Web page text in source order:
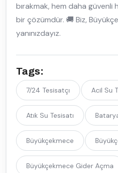
bırakmak, hem daha güvenli
bir çözümdür. 🚚 Biz,
yanınızdayız.
Tags:
7/24 Tesisatçı Acil Su
Atık Su Tesisatı
Büyükçekmece
Büyükçekmece Gider Açma